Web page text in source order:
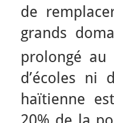
de
grands
prolongé au
d’écoles ni
haïtienne